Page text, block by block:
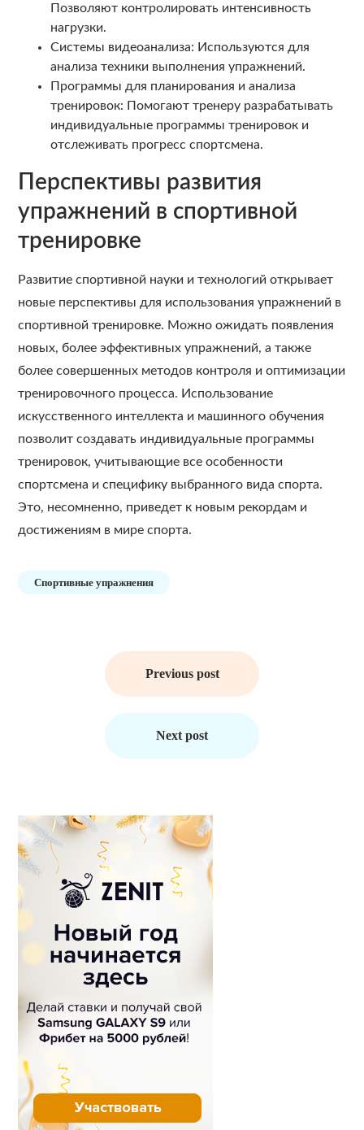
Позволяют контролировать интенсивность
нагрузки.
Системы видеоанализа: Используются для
анализа техники выполнения упражнений.
Программы для планирования и анализа
тренировок: Помогают тренеру разрабатывать
индивидуальные программы тренировок и
отслеживать прогресс спортсмена.
Перспективы развития
упражнений в спортивной
тренировке
Развитие спортивной науки и технологий открывает
новые перспективы для использования упражнений в
спортивной тренировке. Можно ожидать появления
новых, более эффективных упражнений, а также
более совершенных методов контроля и оптимизации
тренировочного процесса. Использование
искусственного интеллекта и машинного обучения
позволит создавать индивидуальные программы
тренировок, учитывающие все особенности
спортсмена и специфику выбранного вида спорта.
Это, несомненно, приведет к новым рекордам и
достижениям в мире спорта.
Спортивные упражнения
Previous post
Next post